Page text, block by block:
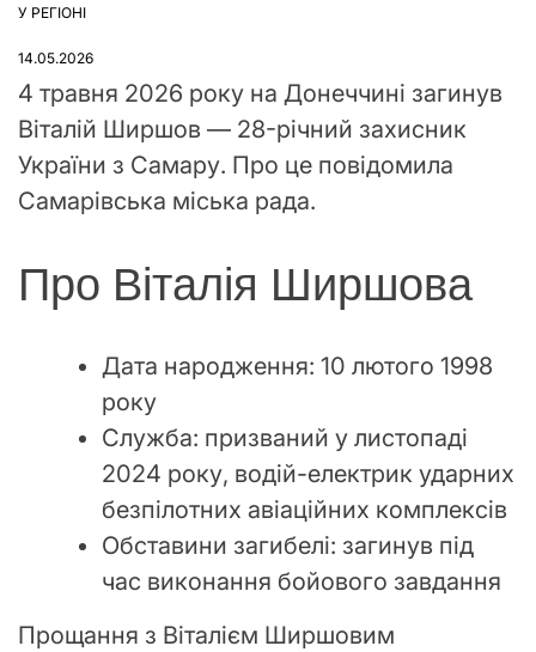
ОПУБЛІКУВАТИ
У РЕГІОНІ
14.05.2026
4 травня 2026 року на Донеччині загинув
Віталій Ширшов — 28-річний захисник
України з Самару. Про це повідомила
Самарівська міська рада.
Про Віталія Ширшова
Дата народження: 10 лютого 1998
року
Служба: призваний у листопаді
2024 року, водій-електрик ударних
безпілотних авіаційних комплексів
Обставини загибелі: загинув під
час виконання бойового завдання
Прощання з Віталієм Ширшовим